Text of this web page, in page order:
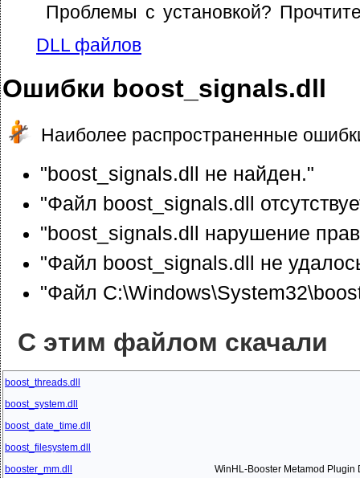
Проблемы с установкой?
DLL файлов
Ошибки boost_signals.dll
Наиболее распространенные
"boost_signals.dll не найден."
"Файл boost_signals.dll
"boost_signals.dll нарушение
"Файл boost_signals.dll не
"Файл
С этим файлом скачали
boost_threads.dll
boost_system.dll
boost_date_time.dll
boost_filesystem.dll
booster_mm.dll
WinHL-Booster Metamod Plugin